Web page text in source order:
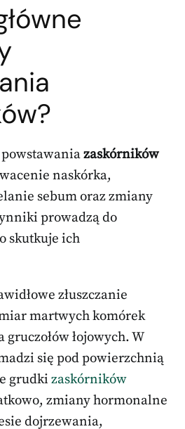
zaskórników
naskórka,
sebum oraz zmiany
prowadzą do
skutkuje ich
złuszczanie
martwych komórek
łojowych. W
się pod powierzchnią
grudki zaskórników
zmiany hormonalne
dojrzewania,